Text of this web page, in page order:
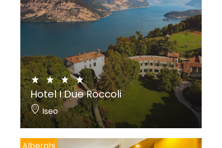
Hotel I Due Roccoli
Iseo